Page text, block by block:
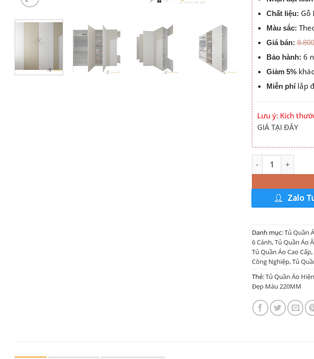
Chất liệu: Gỗ
Màu sắc:
Giá bán:
Bảo hành: 6
Giảm 5%
Miễn phílắp
Lưu ý: Kích
GIÁ TẠI ĐÂY
Xưởng Sản Xuất
Alternative:
Zalo
Danh mục:Tủ Quần
6 Cánh,Tủ Quần Áo
Tủ Quần Áo Cao Cấp,
Công Nghiệp,Tủ
Thẻ:Tủ Quần Áo
Đẹp Màu 220MM